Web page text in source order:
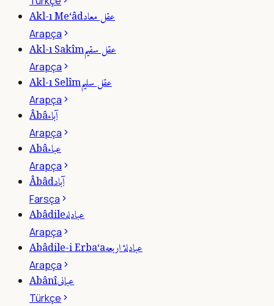
Akl-ı Me‘âdعقل معاد
Arapça
Akl-ı Sakîmعقل سقيم
Arapça
Akl-ı Selîmعقل سليم
Arapça
Âbâآباء
Arapça
Abâعباء
Arapça
Âbâdآباد
Farsça
Abâdileعبادله
Arapça
Abâdile-i Erba‘aعبادلۀ اربعه
Arapça
Abânîعبانى
Türkçe